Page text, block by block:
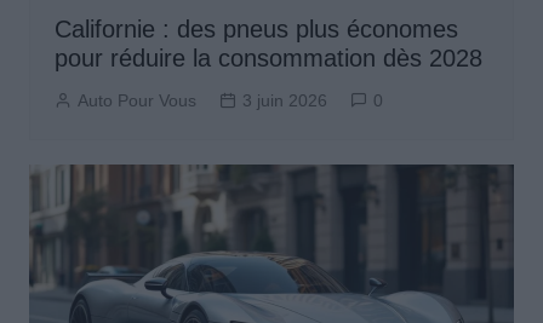
Californie : des pneus plus économes
pour réduire la consommation dès 2028
Auto Pour Vous 3 juin 2026 0